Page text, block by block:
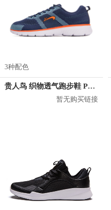
3种配色
贵人鸟 织物透气跑步鞋 P72237
暂无购买链接